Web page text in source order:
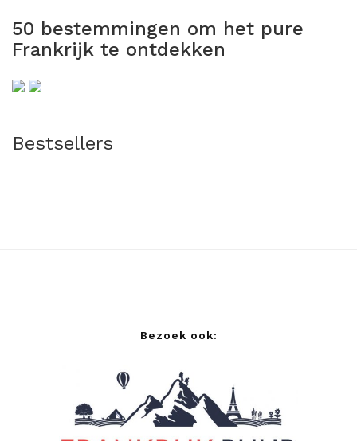
50 bestemmingen om het pure
Frankrijk te ontdekken
Bestsellers
Bezoek ook: